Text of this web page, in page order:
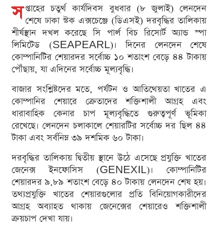
স প্তাহের চতুর্থ কার্যদিবস বুধবার (৮ জুলাই) লেনদেন
শেষে ঢাকা স্টক এক্সচেঞ্জে (ডিএসই) দরবৃদ্ধির তালিকায়
শীর্ষস্থান দখল করেছে সি পার্ল বিচ রিসোর্ট অ্যান্ড স্পা
লিমিটেড (SEAPEARL)। দিনের লেনদেন শেষে
কোম্পানিটির শেয়ারদর সর্বোচ্চ ১০ শতাংশ বেড়ে ৪৪ টাকায়
পৌঁছায়, যা এদিনের সর্বোচ্চ মূল্যবৃদ্ধি।
বাজার সংশ্লিষ্টদের মতে, পর্যটন ও আতিথেয়তা খাতের এ
কোম্পানির শেয়ারে ক্রেতাদের শক্তিশালী আগ্রহ এবং
ধারাবাহিক কেনার চাপ মূল্যবৃদ্ধিতে গুরুত্বপূর্ণ ভূমিকা
রেখেছে। লেনদেন চলাকালে শেয়ারটির সর্বোচ্চ দর ছিল ৪৪
টাকা এবং সর্বনিম্ন ৩৯ দশমিক ৬০ টাকা।
দরবৃদ্ধির তালিকায় দ্বিতীয় স্থানে উঠে এসেছে প্রযুক্তি খাতের
জেনেক্স ইনফোসিস (GENEXIL)। কোম্পানিটির
শেয়ারদর ৯.৮৯ শতাংশ বেড়ে ৪০ টাকায় লেনদেন শেষ হয়।
তথ্যপ্রযুক্তি খাতের শেয়ারগুলোর প্রতি বিনিয়োগকারীদের
আগ্রহ অব্যাহত থাকায় জেনেক্সের শেয়ারেও শক্তিশালী
ক্রয়চাপ দেখা যায়।